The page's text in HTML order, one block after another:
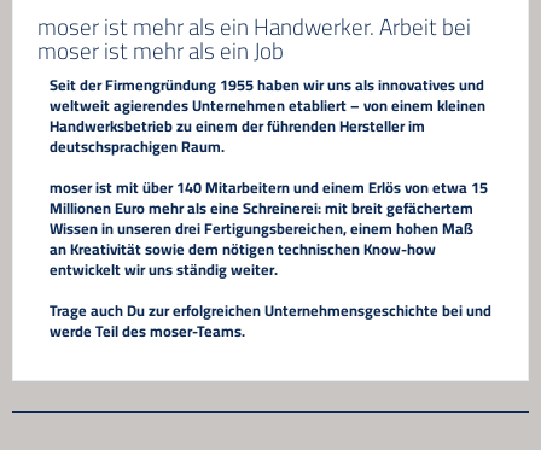
moser ist mehr als ein Handwerker. Arbeit bei
moser ist mehr als ein Job
Seit der Firmengründung 1955 haben wir uns als innovatives und
weltweit agierendes Unternehmen etabliert – von einem kleinen
Handwerksbetrieb zu einem der führenden Hersteller im
deutschsprachigen Raum.
moser ist mit über 140 Mitarbeitern und einem Erlös von etwa 15
Millionen Euro mehr als eine Schreinerei: mit breit gefächertem
Wissen in unseren drei Fertigungsbereichen, einem hohen Maß
an Kreativität sowie dem nötigen technischen Know-how
entwickelt wir uns ständig weiter.
Trage auch Du zur erfolgreichen Unternehmensgeschichte bei und
werde Teil des moser-Teams.